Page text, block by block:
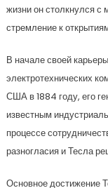
жизни он столкнулся с
стремление к
В начале своей
электротехнических
США в 1884 году, его
известным
процессе
разногласия и Тесла
Основное достижение